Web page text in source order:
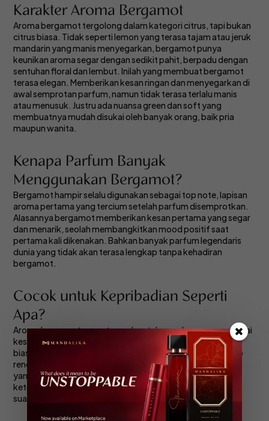
Karakter Aroma Bergamot
Aroma bergamot tergolong dalam kategori citrus, tapi bukan
citrus biasa. Tidak seperti lemon yang terasa tajam atau jeruk
mandarin yang manis menyegarkan, bergamot punya
keunikan aroma segar dengan sedikit pahit, berpadu dengan
sentuhan floral dan lembut. Inilah yang membuat bergamot
terasa elegan. Memberikan kesan ringan dan menyegarkan di
awal semprotan parfum, namun tidak terasa terlalu manis
atau menusuk. Justru ada nuansa green dan soft yang
membuatnya mudah disukai oleh banyak orang, baik pria
maupun wanita.
Kenapa Parfum Banyak
Menggunakan Bergamot?
Bergamot hampir selalu digunakan sebagai top note, lapisan
aroma pertama yang tercium setelah parfum disemprotkan.
Alasannya bergamot memberikan kesan pertama yang segar
dan menarik, seolah membangkitkan mood positif saat
pertama kali dikenakan. Bahkan banyak parfum legendaris
dunia yang tidak akan terasa lengkap tanpa kehadiran
bergamot.
Cocok untuk Kepribadian Seperti
Apa?
Aroma bergamot sangat cocok untuk mereka yang menyukai
kesan natural, elegan dan tidak berlebihan. Karakter ini
biasanya dimiliki oleh pribadi yang percaya diri namun tetap
rendah hati. Bergamot juga cocok untuk tipe kepribadian
yang tenang tapi ceria, seperti seseorang yang membawa
ketenangan di tengah keramaian atau yang bisa membuat
suasana menjadi nyaman tanpa banyak bicara.